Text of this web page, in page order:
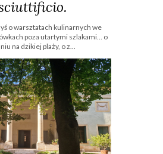
o warsztatach kulinarnych we
poza utartymi szlakami… o
na dzikiej plaży, o z...